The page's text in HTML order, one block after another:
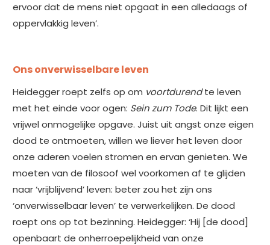
ervoor dat de mens niet opgaat in een alledaags of
oppervlakkig leven’.
Ons onverwisselbare leven
Heidegger roept zelfs op om voortdurendte leven
met het einde voor ogen: Sein zum Tode. Dit lijkt een
vrijwel onmogelijke opgave. Juist uit angst onze eigen
dood te ontmoeten, willen we liever het leven door
onze aderen voelen stromen en ervan genieten. We
moeten van de filosoof wel voorkomen af te glijden
naar ‘vrijblijvend’ leven: beter zou het zijn ons
‘onverwisselbaar leven’ te verwerkelijken. De dood
roept ons op tot bezinning. Heidegger: ‘Hij [de dood]
openbaart de onherroepelijkheid van onze